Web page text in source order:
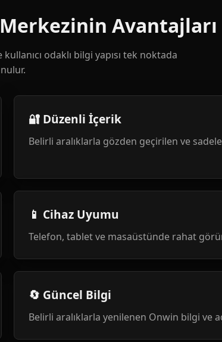
Avantajları
odaklı bilgi yapısı tek noktada
🔐 Düzenli İçerik
Belirli aralıklarla gözden geçirilen ve
📱 Cihaz Uyumu
Telefon, tablet ve masaüstünde rahat
🔄 Güncel Bilgi
Belirli aralıklarla yenilenen Onwin bilgi ve